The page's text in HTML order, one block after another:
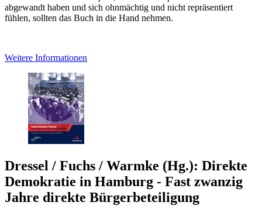
abgewandt haben und sich ohnmächtig und nicht repräsentiert
fühlen, sollten das Buch in die Hand nehmen.
Weitere Informationen
Dressel / Fuchs / Warmke (Hg.): Direkte
Demokratie in Hamburg - Fast zwanzig
Jahre direkte Bürgerbeteiligung